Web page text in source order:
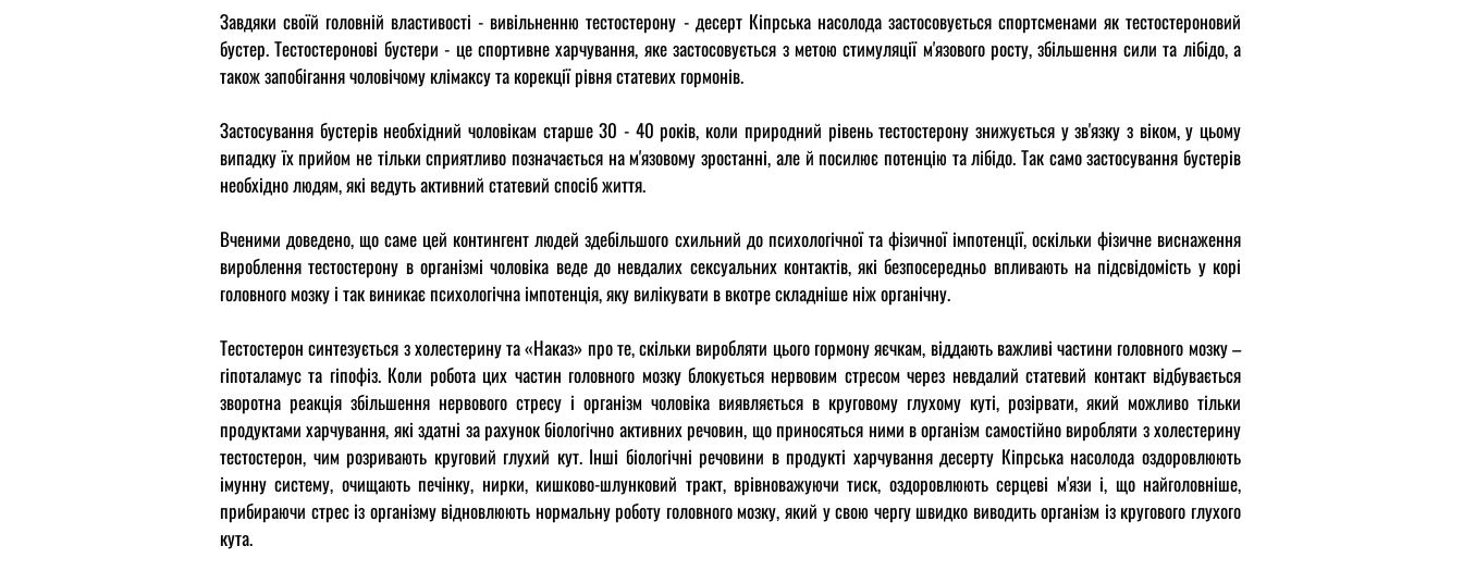
Завдяки своїй головній властивості - вивільненню тестостерону - десерт Кіпрська насолода застосовується спортсменами як тестостероновий
бустер. Тестостеронові бустери - це спортивне харчування, яке застосовується з метою стимуляції м'язового росту, збільшення сили та лібідо, а
також запобігання чоловічому клімаксу та корекції рівня статевих гормонів.
Застосування бустерів необхідний чоловікам старше 30 - 40 років, коли природний рівень тестостерону знижується у зв'язку з віком, у цьому
випадку їх прийом не тільки сприятливо позначається на м'язовому зростанні, але й посилює потенцію та лібідо. Так само застосування бустерів
необхідно людям, які ведуть активний статевий спосіб життя.
Вченими доведено, що саме цей контингент людей здебільшого схильний до психологічної та фізичної імпотенції, оскільки фізичне виснаження
вироблення тестостерону в організмі чоловіка веде до невдалих сексуальних контактів, які безпосередньо впливають на підсвідомість у корі
головного мозку і так виникає психологічна імпотенція, яку вилікувати в вкотре складніше ніж органічну.
Тестостерон синтезується з холестерину та «Наказ» про те, скільки виробляти цього гормону яєчкам, віддають важливі частини головного мозку –
гіпоталамус та гіпофіз. Коли робота цих частин головного мозку блокується нервовим стресом через невдалий статевий контакт відбувається
зворотна реакція збільшення нервового стресу і організм чоловіка виявляється в круговому глухому куті, розірвати, який можливо тільки
продуктами харчування, які здатні за рахунок біологічно активних речовин, що приносяться ними в організм самостійно виробляти з холестерину
тестостерон, чим розривають круговий глухий кут. Інші біологічні речовини в продукті харчування десерту Кіпрська насолода оздоровлюють
імунну систему, очищають печінку, нирки, кишково-шлунковий тракт, врівноважуючи тиск, оздоровлюють серцеві м'язи і, що найголовніше,
прибираючи стрес із організму відновлюють нормальну роботу головного мозку, який у свою чергу швидко виводить організм із кругового глухого
кута.